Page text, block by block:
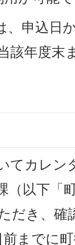
、申込日
該年度末
てカレン
（以下「
だき、確
までに